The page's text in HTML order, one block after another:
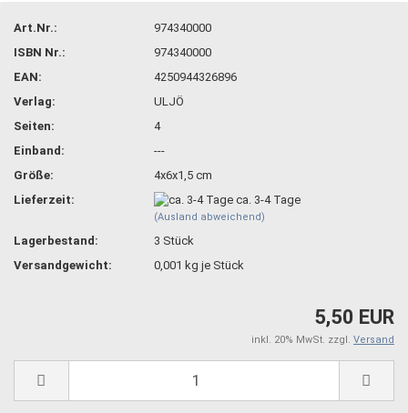
Art.Nr.:
974340000
ISBN Nr.:
974340000
EAN:
4250944326896
Verlag:
ULJÖ
Seiten:
4
Einband:
---
Größe:
4x6x1,5 cm
Lieferzeit:
ca. 3-4 Tage
(Ausland abweichend)
Lagerbestand: 3 Stück
Versandgewicht:
0,001 kg je Stück
5,50 EUR
inkl. 20% MwSt. zzgl. Versand